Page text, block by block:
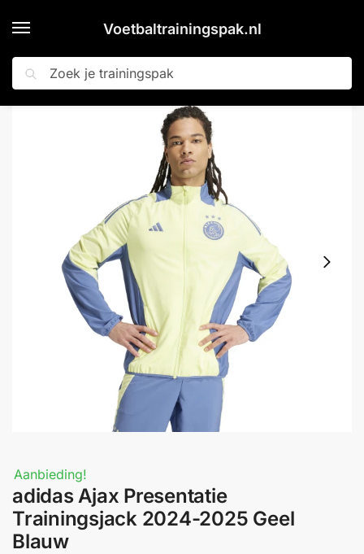
Voetbaltrainingspak.nl
Zoeken
Home » Shop » adidas Ajax Presentatie Trainingsjack 2024-2025 Geel Blauw
Aanbieding!
adidas Ajax Presentatie
Trainingsjack 2024-2025 Geel
Blauw